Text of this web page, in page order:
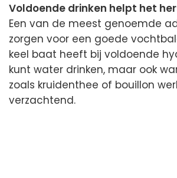
Voldoende drinken helpt het
Een van de meest genoemde
zorgen voor een goede
keel baat heeft bij voldoende
kunt water drinken, maar ook
zoals kruidenthee of bouillon
verzachtend.